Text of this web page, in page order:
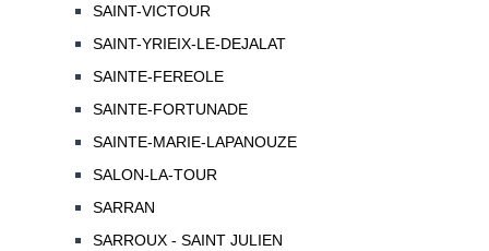
SAINT-VICTOUR
SAINT-YRIEIX-LE-DEJALAT
SAINTE-FEREOLE
SAINTE-FORTUNADE
SAINTE-MARIE-LAPANOUZE
SALON-LA-TOUR
SARRAN
SARROUX - SAINT JULIEN